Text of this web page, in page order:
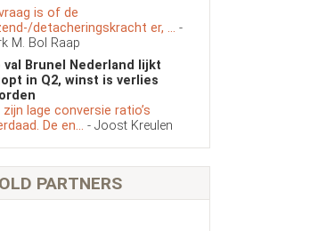
is of de
detacheringskracht er, ... -
M. Bol Raap
val Brunel Nederland lijkt
in Q2, winst is verlies
zijn lage conversie ratio’s
De en... - Joost Kreulen
PARTNERS